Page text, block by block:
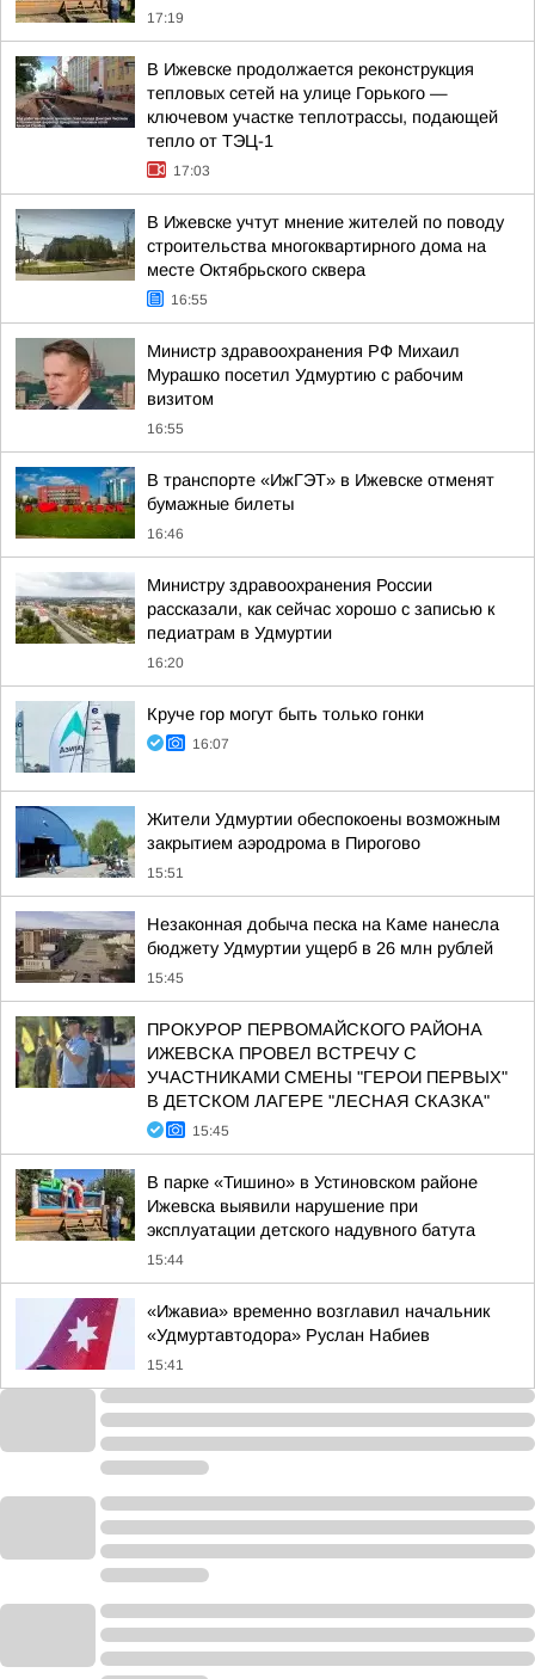
17:19
В Ижевске продолжается реконструкция
тепловых сетей на улице Горького —
ключевом участке теплотрассы, подающей
тепло от ТЭЦ-1
17:03
В Ижевске учтут мнение жителей по поводу
строительства многоквартирного дома на
месте Октябрьского сквера
16:55
Министр здравоохранения РФ Михаил
Мурашко посетил Удмуртию с рабочим
визитом
16:55
В транспорте «ИжГЭТ» в Ижевске отменят
бумажные билеты
16:46
Министру здравоохранения России
рассказали, как сейчас хорошо с записью к
педиатрам в Удмуртии
16:20
Круче гор могут быть только гонки
16:07
Жители Удмуртии обеспокоены возможным
закрытием аэродрома в Пирогово
15:51
Незаконная добыча песка на Каме нанесла
бюджету Удмуртии ущерб в 26 млн рублей
15:45
ПРОКУРОР ПЕРВОМАЙСКОГО РАЙОНА
ИЖЕВСКА ПРОВЕЛ ВСТРЕЧУ С
УЧАСТНИКАМИ СМЕНЫ "ГЕРОИ ПЕРВЫХ"
В ДЕТСКОМ ЛАГЕРЕ "ЛЕСНАЯ СКАЗКА"
15:45
В парке «Тишино» в Устиновском районе
Ижевска выявили нарушение при
эксплуатации детского надувного батута
15:44
«Ижавиа» временно возглавил начальник
«Удмуртавтодора» Руслан Набиев
15:41